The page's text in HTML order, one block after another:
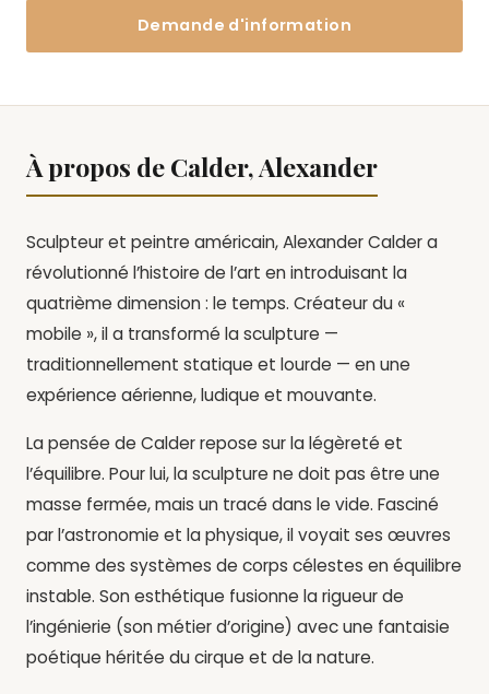
Demande d'information
À propos de Calder, Alexander
Sculpteur et peintre américain, Alexander Calder a
révolutionné l’histoire de l’art en introduisant la
quatrième dimension : le temps. Créateur du «
mobile », il a transformé la sculpture —
traditionnellement statique et lourde — en une
expérience aérienne, ludique et mouvante.
La pensée de Calder repose sur la légèreté et
l’équilibre. Pour lui, la sculpture ne doit pas être une
masse fermée, mais un tracé dans le vide. Fasciné
par l’astronomie et la physique, il voyait ses œuvres
comme des systèmes de corps célestes en équilibre
instable. Son esthétique fusionne la rigueur de
l’ingénierie (son métier d’origine) avec une fantaisie
poétique héritée du cirque et de la nature.